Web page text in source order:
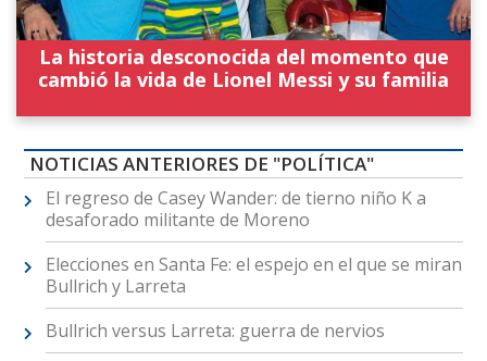
La historia desconocida del momento que
cambió la vida de Lionel Messi y su familia
NOTICIAS ANTERIORES DE "POLÍTICA"
El regreso de Casey Wander: de tierno niño K a
desaforado militante de Moreno
Elecciones en Santa Fe: el espejo en el que se miran
Bullrich y Larreta
Bullrich versus Larreta: guerra de nervios